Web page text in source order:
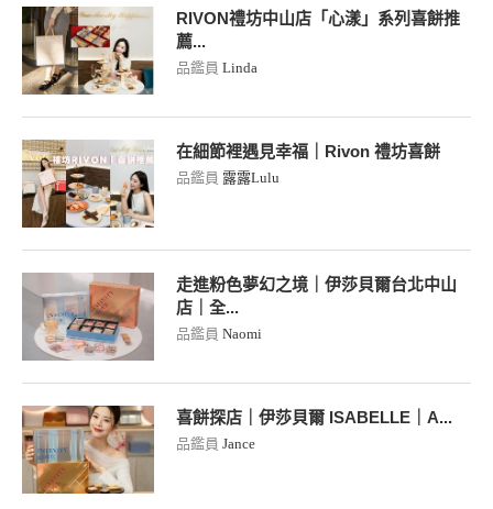
RIVON禮坊中山店「心漾」系列喜餅推
薦...
品鑑員 Linda
在細節裡遇見幸福｜Rivon 禮坊喜餅
品鑑員 露露Lulu
走進粉色夢幻之境｜伊莎貝爾台北中山
店｜全...
品鑑員 Naomi
喜餅探店｜伊莎貝爾 ISABELLE｜A...
品鑑員 Jance